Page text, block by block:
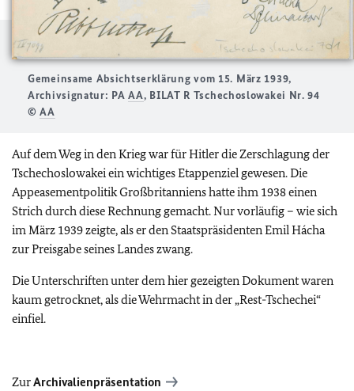
Gemeinsame Absichtserklärung vom 15. März 1939,
Archivsignatur: PAAA, BILAT R Tschechoslowakei Nr. 94
©AA
Auf dem Weg in den Krieg war für Hitler die Zerschlagung der
Tschechoslowakei ein wichtiges Etappenziel gewesen. Die
Appeasementpolitik Großbritanniens hatte ihm 1938 einen
Strich durch diese Rechnung gemacht. Nur vorläufig – wie sich
im März 1939 zeigte, als er den Staatspräsidenten Emil Hácha
zur Preisgabe seines Landes zwang.
Die Unterschriften unter dem hier gezeigten Dokument waren
kaum getrocknet, als die Wehrmacht in der „Rest-Tschechei“
einfiel.
ZurArchivalienpräsentation